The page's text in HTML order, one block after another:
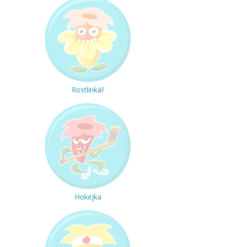
Rostlinkář
Hokejka